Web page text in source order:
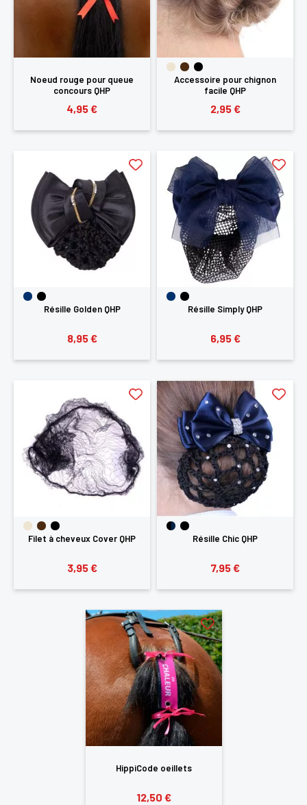
Noeud rouge pour queue
concours QHP
4,95 €
Accessoire pour chignon
facile QHP
2,95 €
Résille Golden QHP
8,95 €
Résille Simply QHP
6,95 €
Filet à cheveux Cover QHP
3,95 €
Résille Chic QHP
7,95 €
HippiCode oeillets
12,50 €
ANNULER SE
CONNECTER